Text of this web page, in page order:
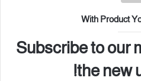
العربي، ويوفّر بيئة بحثية متقدمة
المستدامة.
With Product
Subscribe to our
the new